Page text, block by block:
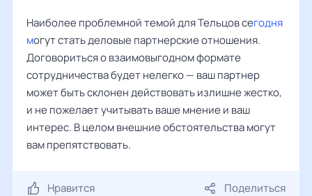
Наиболее проблемной темой для Тельцов сегодня
могут стать деловые партнерские отношения.
Договориться о взаимовыгодном формате
сотрудничества будет нелегко — ваш партнер
может быть склонен действовать излишне жестко,
и не пожелает учитывать ваше мнение и ваш
интерес. В целом внешние обстоятельства могут
вам препятствовать.
Нравится Поделиться